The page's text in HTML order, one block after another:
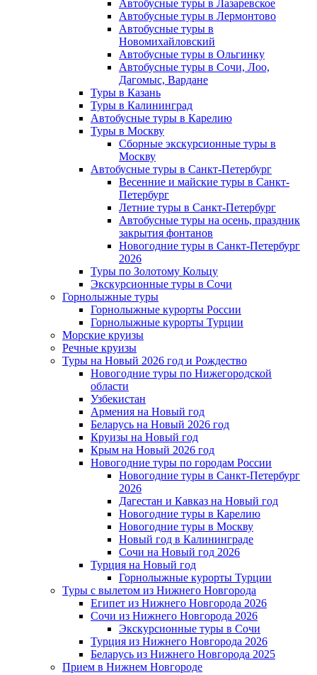
Автобусные туры в Лазаревское
Автобусные туры в Лермонтово
Автобусные туры в
Новомихайловский
Автобусные туры в Ольгинку
Автобусные туры в Сочи, Лоо,
Дагомыс, Вардане
Туры в Казань
Туры в Калининград
Автобусные туры в Карелию
Туры в Москву
Сборные экскурсионные туры в
Москву
Автобусные туры в Санкт-Петербург
Весенние и майские туры в Санкт-
Петербург
Летние туры в Санкт-Петербург
Автобусные туры на осень, праздник
закрытия фонтанов
Новогодние туры в Санкт-Петербург
2026
Туры по Золотому Кольцу
Экскурсионные туры в Сочи
Горнолыжные туры
Горнолыжные курорты России
Горнолыжные курорты Турции
Морские круизы
Речные круизы
Туры на Новый 2026 год и Рождество
Новогодние туры по Нижегородской
области
Узбекистан
Армения на Новый год
Беларусь на Новый 2026 год
Круизы на Новый год
Крым на Новый 2026 год
Новогодние туры по городам России
Новогодние туры в Санкт-Петербург
2026
Дагестан и Кавказ на Новый год
Новогодние туры в Карелию
Новогодние туры в Москву
Новый год в Калининграде
Сочи на Новый год 2026
Турция на Новый год
Горнолыжные курорты Турции
Туры с вылетом из Нижнего Новгорода
Египет из Нижнего Новгорода 2026
Сочи из Нижнего Новгорода 2026
Экскурсионные туры в Сочи
Турция из Нижнего Новгорода 2026
Беларусь из Нижнего Новгорода 2025
Прием в Нижнем Новгороде